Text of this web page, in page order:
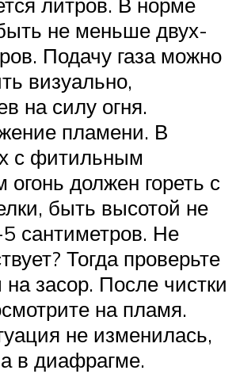
не меньше двух-
Подачу газа можно
визуально,
на силу огня.
пламени. В
с фитильным
огонь должен гореть с
быть высотой не
сантиметров. Не
Тогда проверьте
засор. После чистки
на пламя.
не изменилась,
в диафрагме.